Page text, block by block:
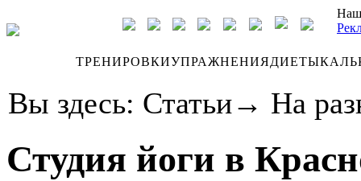
ТРЕНИРОВКИУПРАЖНЕНИЯДИЕТЫ
Вы здесь: Статьи→ На
Студия йоги в